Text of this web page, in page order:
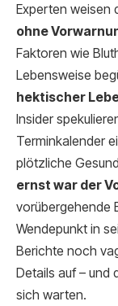
Experten weisen
ohne
Faktoren wie
Lebensweise
hektischer
Insider
Terminkalender
plötzliche
ernst war der
vorübergehende
Wendepunkt in
Berichte noch
Details auf – und
sich warten.